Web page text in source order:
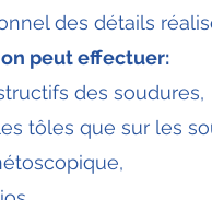
des détails
peut effectuer:
des soudures,
tôles que sur les